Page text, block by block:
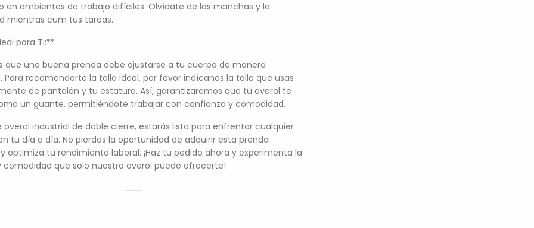
en ambientes de trabajo difíciles. Olvídate de las manchas y la
mientras cum tus tareas.
para Ti:**
que una buena prenda debe ajustarse a tu cuerpo de manera
Para recomendarte la talla ideal, por favor indícanos la talla que usas
de pantalón y tu estatura. Así, garantizaremos que tu overol te
un guante, permitiéndote trabajar con confianza y comodidad.
overol industrial de doble cierre, estarás listo para enfrentar cualquier
tu día a día. No pierdas la oportunidad de adquirir esta prenda
optimiza tu rendimiento laboral. ¡Haz tu pedido ahora y experimenta la
comodidad que solo nuestro overol puede ofrecerte!